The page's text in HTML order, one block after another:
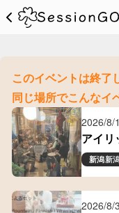
このイベントは終了
同じ場所でこんなイ
2026/8/
アイリ
処 米
新潟新
2026/8/